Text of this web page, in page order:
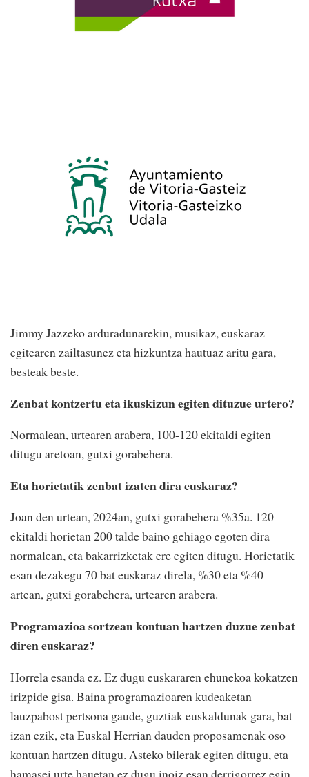
Jimmy Jazzeko arduradunarekin, musikaz, euskaraz
egitearen zailtasunez eta hizkuntza hautuaz aritu gara,
besteak beste.
Zenbat kontzertu eta ikuskizun egiten dituzue urtero?
Normalean, urtearen arabera, 100-120 ekitaldi egiten
ditugu aretoan, gutxi gorabehera.
Eta horietatik zenbat izaten dira euskaraz?
Joan den urtean, 2024an, gutxi gorabehera %35a. 120
ekitaldi horietan 200 talde baino gehiago egoten dira
normalean, eta bakarrizketak ere egiten ditugu. Horietatik
esan dezakegu 70 bat euskaraz direla, %30 eta %40
artean, gutxi gorabehera, urtearen arabera.
Programazioa sortzean kontuan hartzen duzue zenbat
diren euskaraz?
Horrela esanda ez. Ez dugu euskararen ehunekoa kokatzen
irizpide gisa. Baina programazioaren kudeaketan
lauzpabost pertsona gaude, guztiak euskaldunak gara, bat
izan ezik, eta Euskal Herrian dauden proposamenak oso
kontuan hartzen ditugu. Asteko bilerak egiten ditugu, eta
hamasei urte hauetan ez dugu inoiz esan derrigorrez egin